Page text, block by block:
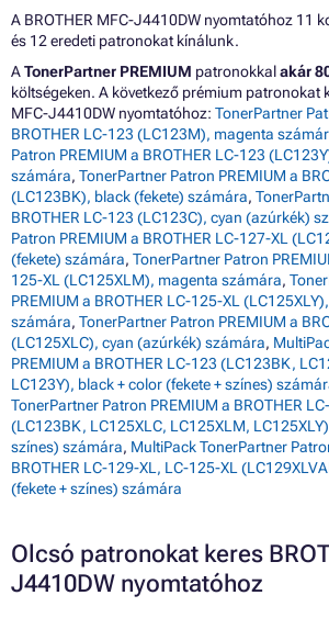
A BROTHER MFC-J4410DW nyomtatóhoz 11
és 12 eredeti patronokat kínálunk.
ATonerPartner PREMIUM patronokkalakár
költségeken. A következő prémium patronokat
MFC-J4410DW nyomtatóhoz: TonerPartner
BROTHER LC-123 (LC123M), magenta
Patron PREMIUM a BROTHER LC-123
számára, TonerPartner Patron PREMIUM a
(LC123BK), black (fekete) számára,
BROTHER LC-123 (LC123C), cyan (azúrkék)
Patron PREMIUM a BROTHER LC-127-XL
(fekete) számára, TonerPartner Patron
125-XL (LC125XLM), magenta számára,
PREMIUM a BROTHER LC-125-XL
számára, TonerPartner Patron PREMIUM a
(LC125XLC), cyan (azúrkék) számára,
PREMIUM a BROTHER LC-123 (LC123BK,
LC123Y), black + color (fekete + színes)
TonerPartner Patron PREMIUM a BROTHER
(LC123BK, LC125XLC, LC125XLM,
színes) számára, MultiPack TonerPartner
BROTHER LC-129-XL, LC-125-XL
(fekete + színes) számára
Olcsó patronokat keres
J4410DW nyomtatóhoz